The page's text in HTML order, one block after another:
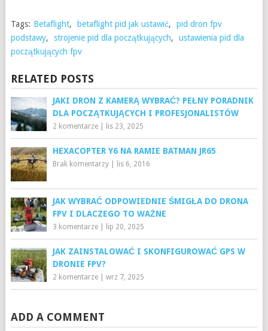
Tags: Betaflight, betaflight pid jak ustawić,
pid dron fpv
podstawy, strojenie pid dla początkujących,
ustawienia pid dla
początkujących fpv
RELATED POSTS
JAKI DRON Z KAMERĄ WYBRAĆ? PEŁNY PORADNIK
DLA POCZĄTKUJĄCYCH I PROFESJONALISTÓW
2 komentarze| lis 23, 2025
HEXACOPTER Y6 NA RAMIE BATMAN JR65
Brak komentarzy| lis 6, 2016
JAK WYBRAĆ ODPOWIEDNIE ŚMIGŁA DO DRONA
FPV I DLACZEGO TO WAŻNE
3 komentarze| lip 20, 2025
JAK ZAINSTALOWAĆ I SKONFIGUROWAĆ GPS W
DRONIE FPV?
2 komentarze| wrz 7, 2025
ADD A COMMENT